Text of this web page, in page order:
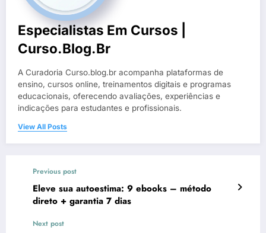
Especialistas Em Cursos |
Curso.blog.br
A Curadoria Curso.blog.br acompanha plataformas de
ensino, cursos online, treinamentos digitais e programas
educacionais, oferecendo avaliações, experiências e
indicações para estudantes e profissionais.
View All Posts
Previous post
Eleve sua autoestima: 9 ebooks – método
direto + garantia 7 dias
Next post